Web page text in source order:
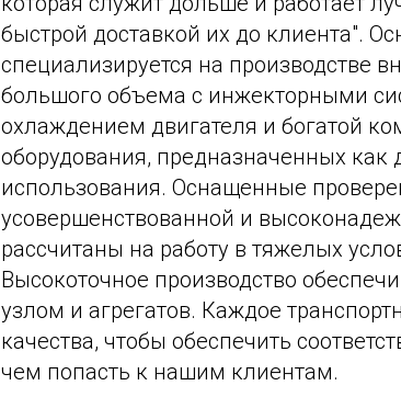
быстрой доставкой их до клиента".
специализируется на производстве
большого объема с инжекторными
охлаждением двигателя и богатой
оборудования, предназначенных как
использования. Оснащенные
усовершенствованной и
рассчитаны на работу в тяжелых
Высокоточное производство
узлом и агрегатов. Каждое
качества, чтобы обеспечить
чем попасть к нашим клиентам.